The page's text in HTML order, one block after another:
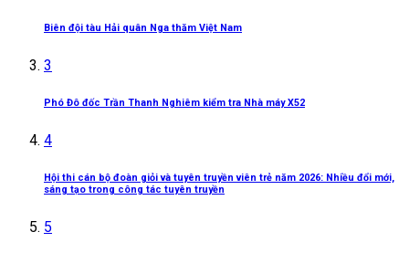
Biên đội tàu Hải quân Nga thăm Việt Nam
3
Phó Đô đốc Trần Thanh Nghiêm kiểm tra Nhà máy X52
4
Hội thi cán bộ đoàn giỏi và tuyên truyền viên trẻ năm 2026: Nhiều đổi mới,
sáng tạo trong công tác tuyên truyền
5